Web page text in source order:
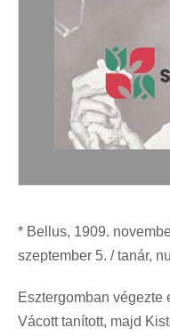
* Bellus, 1909.
szeptember 5. / tanár,
Esztergomban végezte
Vácott tanított, majd